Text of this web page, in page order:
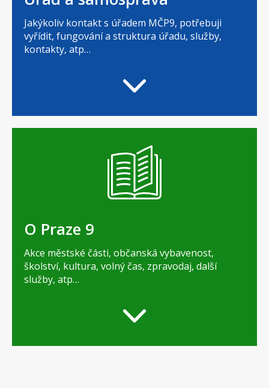
Jakýkoliv kontakt s úřadem MČP9, potřebuji
vyřídit, fungování a struktura úřadu, služby,
kontakty, atp…
O Praze 9
Akce městské části, občanská vybavenost,
školství, kultura, volný čas, zpravodaj, další
služby, atp…